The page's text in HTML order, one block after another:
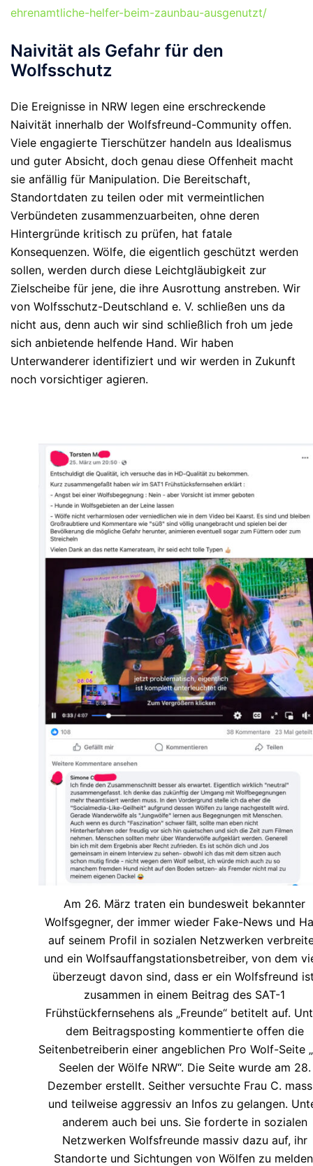
ehrenamtliche-helfer-beim-zaunbau-ausgenutzt/
Naivität als Gefahr für den
Wolfsschutz
Die Ereignisse in NRW legen eine erschreckende
Naivität innerhalb der Wolfsfreund-Community offen.
Viele engagierte Tierschützer handeln aus Idealismus
und guter Absicht, doch genau diese Offenheit macht
sie anfällig für Manipulation. Die Bereitschaft,
Standortdaten zu teilen oder mit vermeintlichen
Verbündeten zusammenzuarbeiten, ohne deren
Hintergründe kritisch zu prüfen, hat fatale
Konsequenzen. Wölfe, die eigentlich geschützt werden
sollen, werden durch diese Leichtgläubigkeit zur
Zielscheibe für jene, die ihre Ausrottung anstreben. Wir
von Wolfsschutz-Deutschland e. V. schließen uns da
nicht aus, denn auch wir sind schließlich froh um jede
sich anbietende helfende Hand. Wir haben
Unterwanderer identifiziert und wir werden in Zukunft
noch vorsichtiger agieren.
Am 26. März traten ein bundesweit bekannter
Wolfsgegner, der immer wieder Fake-News und
auf seinem Profil in sozialen Netzwerken
und ein Wolfsauffangstationsbetreiber, von dem
überzeugt davon sind, dass er ein Wolfsfreund
zusammen in einem Beitrag des SAT-1
Frühstückfernsehens als „Freunde“ betitelt auf.
dem Beitragsposting kommentierte offen die
Seitenbetreiberin einer angeblichen Pro Wolf-Seite
Seelen der Wölfe NRW“. Die Seite wurde am 28.
Dezember erstellt. Seither versuchte Frau C.
und teilweise aggressiv an Infos zu gelangen.
anderem auch bei uns. Sie forderte in sozialen
Netzwerken Wolfsfreunde massiv dazu auf, ihr
Standorte und Sichtungen von Wölfen zu